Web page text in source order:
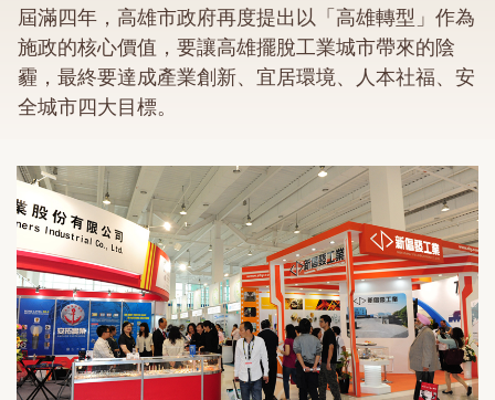
屆滿四年，高雄市政府再度提出以「高雄轉型」作為
施政的核心價值，要讓高雄擺脫工業城市帶來的陰
霾，最終要達成產業創新、宜居環境、人本社福、安
全城市四大目標。